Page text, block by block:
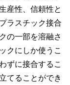
産性、信頼性と
ラスチック接合
の一部を溶融さ
クにしか使うこ
ずに接合するこ
てることができ